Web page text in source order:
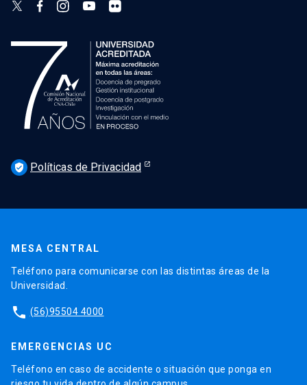
verified_user Políticas de Privacidad
MESA CENTRAL
Teléfono para comunicarse con las distintas áreas de la
Universidad.
phone (56)95504 4000
EMERGENCIAS UC
Teléfono en caso de accidente o situación que ponga en